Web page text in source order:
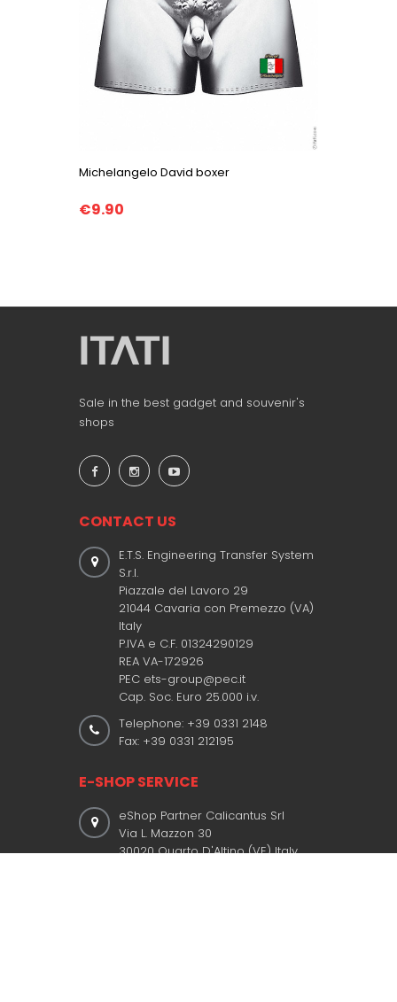
Michelangelo David boxer
€9.90
Sale in the best gadget and souvenir's
shops
CONTACT US
E.T.S. Engineering Transfer System
S.r.l.
Piazzale del Lavoro 29
21044 Cavaria con Premezzo (VA)
Italy
P.IVA e C.F. 01324290129
REA VA-172926
PEC ets-group@pec.it
Cap. Soc. Euro 25.000 i.v.
Telephone: +39 0331 2148
Fax: +39 0331 212195
E-SHOP SERVICE
eShop Partner Calicantus Srl
Via L. Mazzon 30
30020 Quarto D'Altino (VE) Italy